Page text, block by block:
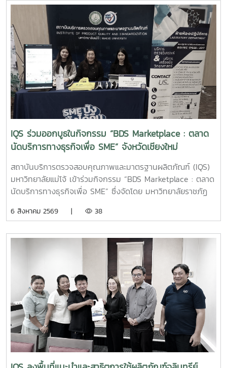
และดูแลพื้นที่ต่าง ๆ ภายในสถานประกอบการ เพื่อเพิ่ม
ประสิทธิภาพในการจัดการด้านสุขอนามัย ลดกลิ่นไม่พึงประสงค์
และสนับสนุนการดำเนินธุรกิจที่เป็นมิตรต่อสิ่งแวดล้อม การ
ลงพื้นที่ในครั้งนี้ นำโดย ผู้ช่วยศาสตราจารย์ ดร.ฉันทนา ซูแสวง
ทรัพย์ รองผู้อำนวยการฝ่ายวิจัยและนวัตกรรม และ นายพัฒน์ โก
จินอก หัวหน้าฝ่ายพัฒนาและส่งเสริมปัจจัยการผลิต พร้อมด้วย
บุคลากรในฝ่าย ได้แก่ นางสาววาสนา กาฬภักดี นักวิทยาศาสตร์
นายสหรัฐ ตั๋นก้อน เจ้าหน้าที่ขายจุลินทรีย์ และ นายนิวัช ออนศรี
ผู้ปฏิบัติงานเกษตร การให้คำแนะนำและสาธิตการใช้งานในครั้งนี้
มุ่งเน้นการถ่ายทอดองค์ความรู้เกี่ยวกับการใช้ผลิตภัณฑ์จุลินทรีย์
ให้เหมาะสมกับพื้นที่ใช้งานจริง พร้อมแลกเปลี่ยนข้อมูลและข้อ
เสนอแนะกับผู้ประกอบการ เพื่อให้สามารถนำผลิตภัณฑ์ไป
ประยุกต์ใช้ได้อย่างเกิดประสิทธิภาพสูงสุด และส่งเสริมการจัดการ
สิ่งแวดล้อมภายในธุรกิจโรงแรมอย่างยั่งยืน สถาบันบริการตรวจ
สอบคุณภาพและมาตรฐานผลิตภัณฑ์ มหาวิทยาลัยแม่โจ้ ยังคง
มุ่งมั่นในการพัฒนา ถ่ายทอดองค์ความรู้ และสนับสนุนการใช้
บริการแก่ภาคธุรกิจและสังคมอย่างต่อเนื่อง
IQS ร่วมออกบูธในกิจกรรม “BDS Marketplace : ตลาด
นัดบริการทางธุรกิจเพื่อ SME” จังหวัดเชียงใหม่
สถาบันบริการตรวจสอบคุณภาพและมาตรฐานผลิตภัณฑ์ (IQS)
มหาวิทยาลัยแม่โจ้ เข้าร่วมกิจกรรม “BDS Marketplace : ตลาด
นัดบริการทางธุรกิจเพื่อ SME” ซึ่งจัดโดย มหาวิทยาลัยราชภัฏ
ข่ายผู้ให้บริการโครงการส่งเสริมผู้ประกอบการผ่านระบบ BDS
จังหวัดเชียงใหม่ เพื่อประชาสัมพันธ์บริการของหน่วยงาน และให้
คำปรึกษาแก่ผู้ประกอบการ SME ในพื้นที่จังหวัดเชียงใหม่และ
จังหวัดใกล้เคียง ฝ่ายบริหารและห้องปฏิบัติการ นำโดย รองผู้
อำนวยการฝ่ายบริหารและห้องปฏิบัติการ นางริมฤทัย พุทธวงค์
พร้อมด้วยบุคลากร ได้แก่ นางสาวสุปราณี แก้วเทียน นัก
วิทยาศาสตร์ นางสาวธนพร ดวงเดช นักวิทยาศาสตร์ นางสาว
ธนาพร สอนหล้าวงศ์ เจ้าหน้าที่บริการลูกค้า ภายในงาน IQS ได้
ร่วมออกบูธแนะนำบริการด้านการตรวจสอบคุณภาพและ
มาตรฐานผลิตภัณฑ์ พร้อมให้คำปรึกษาแก่ผู้ประกอบการเกี่ยวกับ
การพัฒนาผลิตภัณฑ์ การยกระดับมาตรฐานสินค้า และการใช้
บริการผ่านระบบ BDS เพื่อสนับสนุนการเพิ่มขีดความสามารถใน
6 สิงหาคม 2569 | 38